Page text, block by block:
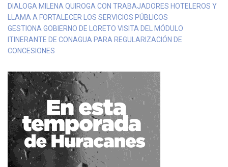
DIALOGA MILENA QUIROGA CON TRABAJADORES HOTELEROS Y
LLAMA A FORTALECER LOS SERVICIOS PÚBLICOS
GESTIONA GOBIERNO DE LORETO VISITA DEL MÓDULO
ITINERANTE DE CONAGUA PARA REGULARIZACIÓN DE
CONCESIONES